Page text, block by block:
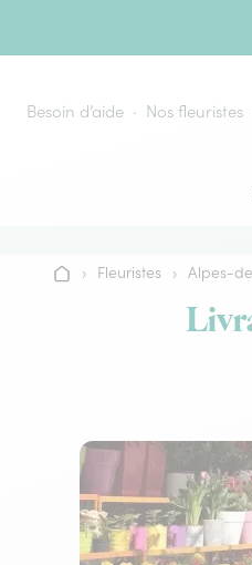
Besoin d’aide Nos fleuristes
Accueil
› Fleuristes › Alpes-